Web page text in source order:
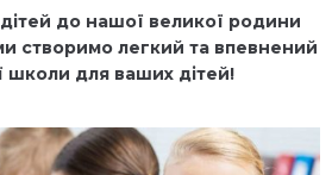
до нашої великої родини
створимо легкий та впевнений
школи для ваших дітей!